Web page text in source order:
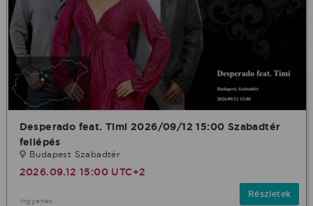
Desperado feat. Timi 2026/09/12 15:00 Szabadtér
fellépés
Budapest Szabadtér
2026.09.12 15:00 UTC+2
Ingyenes
Részletek